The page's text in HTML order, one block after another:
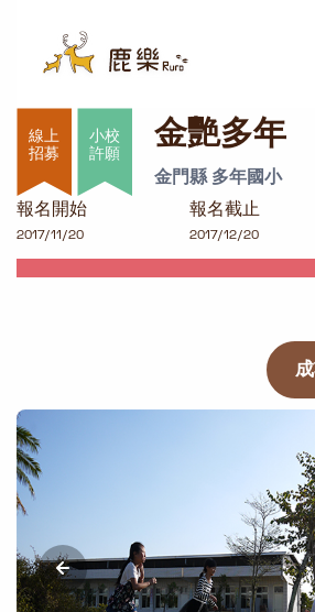
金艷多年
小校
許願
金艷多年
金門縣 多年國小
報名開始
2017/11/20
報名截止
2017/12/20